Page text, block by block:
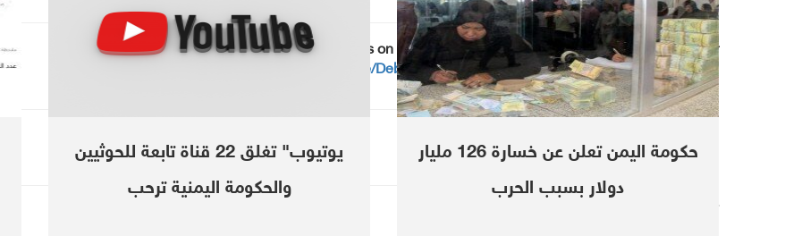
Follow us on twitter
@DebrieferNet
Follow us on Telegram
https://telegram.me/DebrieferNet
Print
Twitter
Facebook
LinkedInحكومة اليمن تعلن عن خسارة 126 مليار
دولار بسبب الحرب
يوتيوب" تغلق 22 قناة تابعة للحوثيين
والحكومة اليمنية ترحب